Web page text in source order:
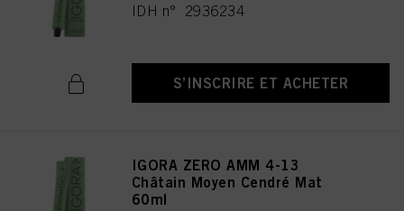
IDH n° 2936234
S’INSCRIRE ET ACHETER
IGORA ZERO AMM 4-13
Châtain Moyen Cendré Mat
60ml